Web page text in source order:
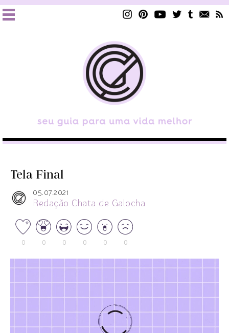
Tela Final
05.07.2021
Redação Chata de Galocha
0 0 0 0 0 0
Tocador